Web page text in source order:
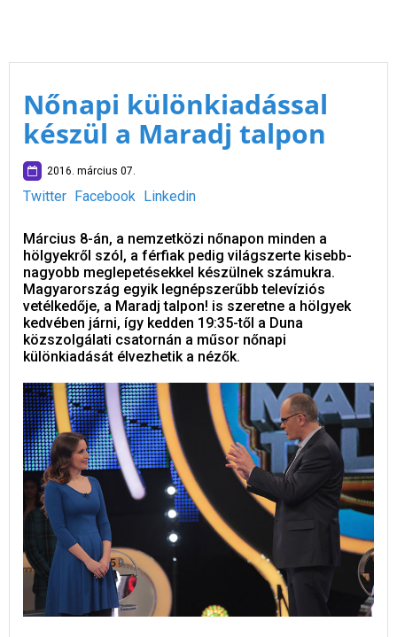
Nőnapi különkiadással
készül a Maradj talpon
2016. március 07.
Twitter Facebook Linkedin
Március 8-án, a nemzetközi nőnapon minden a
hölgyekről szól, a férfiak pedig világszerte kisebb-
nagyobb meglepetésekkel készülnek számukra.
Magyarország egyik legnépszerűbb televíziós
vetélkedője, a Maradj talpon! is szeretne a hölgyek
kedvében járni, így kedden 19:35-től a Duna
közszolgálati csatornán a műsor nőnapi
különkiadását élvezhetik a nézők.